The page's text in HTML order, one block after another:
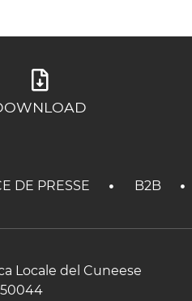
DE PRESSE B2B
Locale del Cuneese